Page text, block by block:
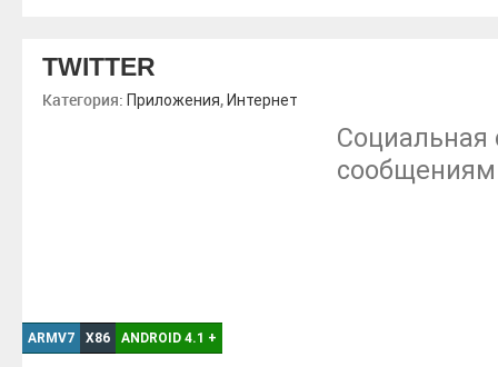
TWITTER
Категория: Приложения, Интернет
Социальная
ARMV7 X86 ANDROID 4.1 +